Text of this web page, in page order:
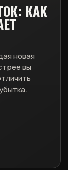
КАК
новая
вы